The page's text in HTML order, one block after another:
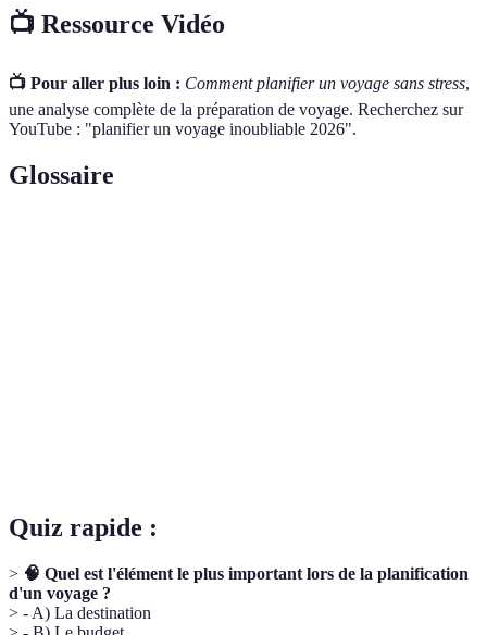
📺 Ressource Vidéo
📺 Pour aller plus loin : Comment planifier un voyage sans stress,
une analyse complète de la préparation de voyage. Recherchez sur
YouTube : "planifier un voyage inoubliable 2026".
Glossaire
Quiz rapide :
> 🧠 Quel est l'élément le plus important lors de la planification
d'un voyage ?
> - A) La destination